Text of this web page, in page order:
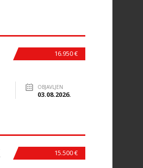
16.950 €
OBJAVLJEN
03.08.2026.
15.500 €